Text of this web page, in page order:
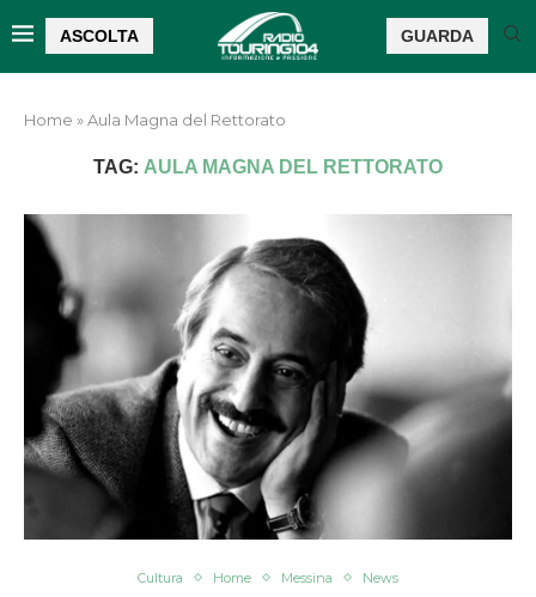
ASCOLTA GUARDA
Home »Aula Magna del Rettorato
TAG: AULA MAGNA DEL RETTORATO
Cultura Home Messina News